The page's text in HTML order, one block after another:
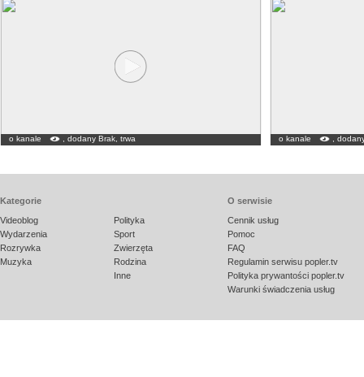
o kanale , dodany Brak, trwa o kanale ,
Kategorie
Videoblog
Wydarzenia
Rozrywka
Muzyka
Polityka
Sport
Zwierzęta
Rodzina
Inne
O serwisie
Cennik usług
Pomoc
FAQ
Regulamin serwisu popler.tv
Polityka prywantości popler.tv
Warunki świadczenia usług